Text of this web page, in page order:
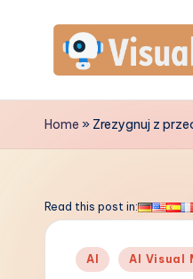
contentV
is
a
Home » Zrezygnuj z
Read this post in:
Posted
AI AI Visual